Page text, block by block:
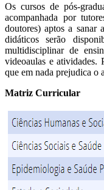
Os cursos de pós-
acompanhada por
doutores) aptos a sanar
didáticos serão
multidisciplinar de
videoaulas e atividades.
que em nada prejudica o
Matriz Curricular